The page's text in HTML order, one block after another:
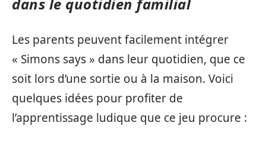
Les parents peuvent facilement intégrer
« Simons says » dans leur quotidien, que ce
soit lors d’une sortie ou à la maison. Voici
quelques idées pour profiter de
l’apprentissage ludique que ce jeu procure :